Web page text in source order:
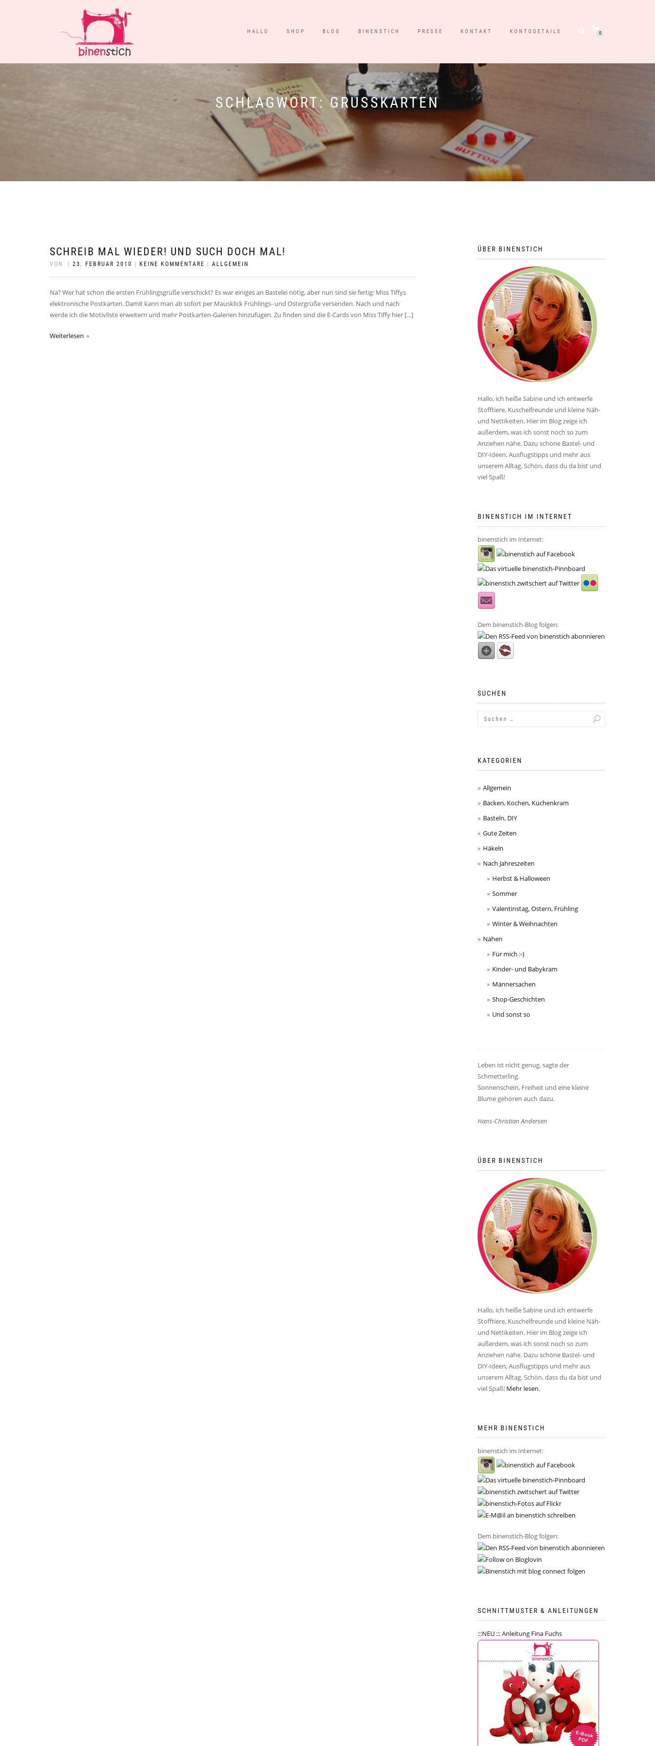
HALLO SHOP BLOG BINENSTICH PRESSE KONTAKT KONTODETAILS 0
SCHLAGWORT:GRUSSKARTEN
SCHREIB MAL WIEDER! UND SUCH DOCH MAL!
VON 23. FEBRUAR 2010 KEINE KOMMENTARE ALLGEMEIN
Na? Wer hat schon die ersten Frühlingsgrüße verschickt? Es war einiges an Bastelei nötig, aber nun sind sie fertig: Miss Tiffys
elektronische Postkarten. Damit kann man ab sofort per Mausklick Frühlings- und Ostergrüße versenden. Nach und nach
werde ich die Motivliste erweitern und mehr Postkarten-Galerien hinzufügen. Zu finden sind die E-Cards von Miss Tiffy hier […]
Weiterlesen
ÜBER BINENSTICH
Hallo, ich heiße Sabine und ich entwerfe
Stofftiere, Kuschelfreunde und kleine Näh-
und Nettikeiten. Hier im Blog zeige ich
außerdem, was ich sonst noch so zum
Anziehen nähe. Dazu schöne Bastel- und
DIY-Ideen, Ausflugstipps und mehr aus
unserem Alltag. Schön, dass du da bist und
viel Spaß!
BINENSTICH IM INTERNET
binenstich im Internet:
Dem binenstich-Blog folgen:
SUCHEN
KATEGORIEN
Allgemein
Backen, Kochen, Küchenkram
Basteln, DIY
Gute Zeiten
Häkeln
Nach Jahreszeiten
Herbst & Halloween
Sommer
Valentinstag, Ostern, Frühling
Winter & Weihnachten
Nähen
Für mich :-)
Kinder- und Babykram
Männersachen
Shop-Geschichten
Und sonst so
Leben ist nicht genug, sagte der
Schmetterling.
Sonnenschein, Freiheit und eine kleine
Blume gehören auch dazu.
Hans-Christian Andersen
ÜBER BINENSTICH
Hallo, ich heiße Sabine und ich entwerfe
Stofftiere, Kuschelfreunde und kleine Näh-
und Nettikeiten. Hier im Blog zeige ich
außerdem, was ich sonst noch so zum
Anziehen nähe. Dazu schöne Bastel- und
DIY-Ideen, Ausflugstipps und mehr aus
unserem Alltag. Schön, dass du da bist und
viel Spaß! Mehr lesen.
MEHR BINENSTICH
binenstich im Internet:
Dem binenstich-Blog folgen:
SCHNITTMUSTER & ANLEITUNGEN
:::NEU ::: Anleitung Fina Fuchs